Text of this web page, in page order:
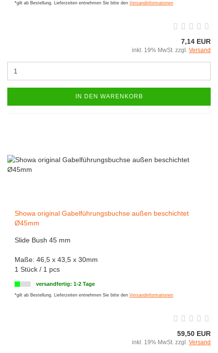
*gilt ab Bestellung. Lieferzeiten entnehmen Sie bitte den Versandinformationen
7,14 EUR
inkl. 19% MwSt. zzgl. Versand
IN DEN WARENKORB
Showa original Gabelführungsbuchse außen beschichtet
Ø45mm
Slide Bush 45 mm
Maße: 46,5 x 43,5 x 30mm
1 Stück / 1 pcs
versandfertig: 1-2 Tage
*gilt ab Bestellung. Lieferzeiten entnehmen Sie bitte den Versandinformationen
59,50 EUR
inkl. 19% MwSt. zzgl. Versand